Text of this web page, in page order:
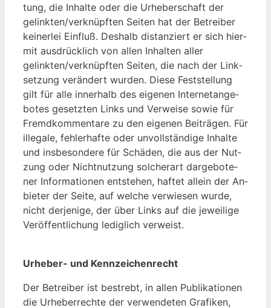
tung, die In­hal­te oder die Ur­he­ber­schaft der
gelinkten/verknüpften Sei­ten hat der Be­trei­ber
kei­ner­lei Ein­fluß. Des­halb di­stan­ziert er sich hier­
mit aus­drück­lich von al­len In­hal­ten al­ler
gelinkten/verknüpften Sei­ten, die nach der Link­
set­zung ver­än­dert wur­den. Die­se Fest­stel­lung
gilt für al­le in­ner­halb des ei­ge­nen In­ter­net­an­ge­
bo­tes ge­setz­ten Links und Ver­wei­se so­wie für
Fremd­kom­men­ta­re zu den ei­ge­nen Bei­trä­gen. Für
il­le­ga­le, feh­ler­haf­te oder un­voll­stän­di­ge In­hal­te
und ins­be­son­de­re für Schä­den, die aus der Nut­
zung oder Nicht­nut­zung sol­cher­art dar­ge­bo­te­
ner In­for­ma­tio­nen ent­ste­hen, haf­tet al­lein der An­
bie­ter der Sei­te, auf wel­che ver­wie­sen wur­de,
nicht der­je­ni­ge, der über Links auf die je­wei­li­ge
Ver­öf­fent­li­chung le­dig­lich ver­weist.
Ur­he­ber- und Kenn­zei­chen­recht
Der Be­trei­ber ist be­strebt, in al­len Pu­bli­ka­tio­nen
die Ur­he­ber­rech­te der ver­wen­de­ten Gra­fi­ken,